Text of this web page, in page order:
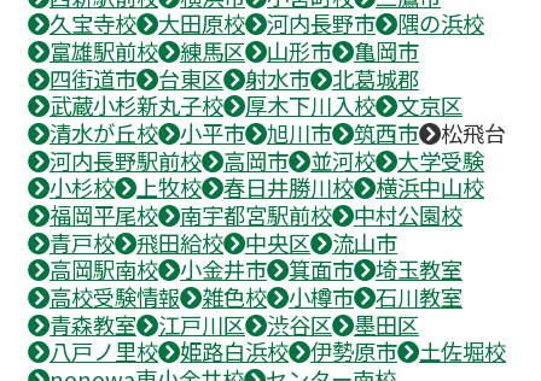
久宝寺校
大田原校 河内長野市
隅の浜校
富雄駅前校
練馬区 山形市
亀岡市
四街道市
台東区 射水市
北葛城郡
武蔵小杉新丸子校
厚木下川入校
文京区
清水が丘校
小平市 旭川市 筑西市
松飛台
河内長野駅前校
高岡市 並河校
大学受験
小杉校
上牧校 春日井勝川校
横浜中山校
福岡平尾校
南宇都宮駅前校
中村公園校
青戸校
飛田給校 中央区
流山市
高岡駅南校
小金井市 箕面市
埼玉教室
高校受験情報
雑色校 小樽市
石川教室
青森教室
江戸川区 渋谷区
墨田区
八戸ノ里校
姫路白浜校 伊勢原市
土佐堀校